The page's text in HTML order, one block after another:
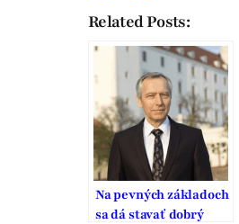
Related Posts:
Na pevných základoch
sa dá stavať dobrý